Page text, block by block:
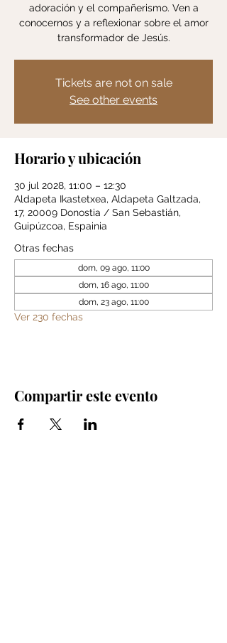
adoración y el compañerismo. Ven a
conocernos y a reflexionar sobre el amor
transformador de Jesús.
Tickets are not on sale
See other events
Horario y ubicación
30 jul 2028, 11:00 – 12:30
Aldapeta Ikastetxea, Aldapeta Galtzada,
17, 20009 Donostia / San Sebastián,
Guipúzcoa, Espainia
Otras fechas
dom, 09 ago, 11:00
dom, 16 ago, 11:00
dom, 23 ago, 11:00
Ver 230 fechas
Compartir este evento